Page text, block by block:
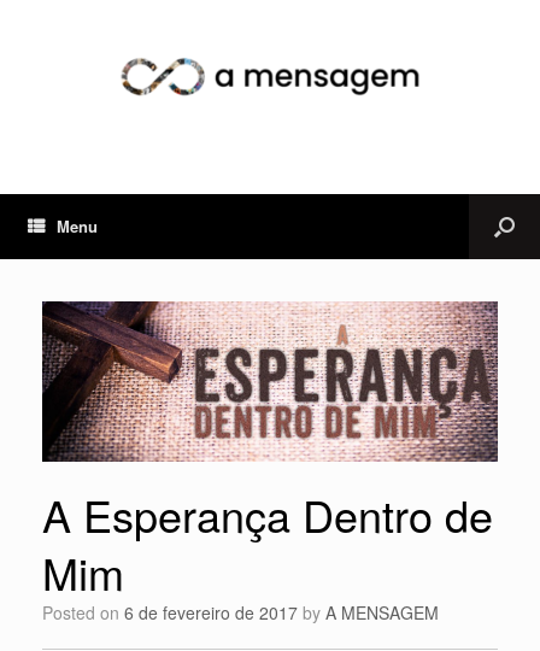
Menu
A Esperança Dentro de
Mim
Posted on 6 de fevereiro de 2017 by A MENSAGEM